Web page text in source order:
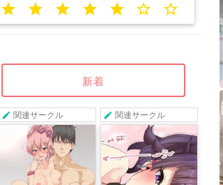
star star star star star star_border star_border
新着
関連サークル 関連サークル